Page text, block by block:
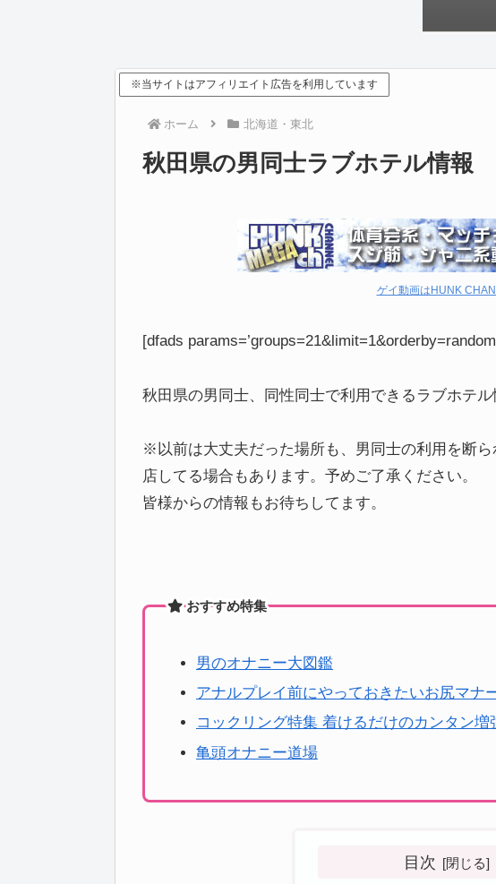
※当サイトはアフィリエイト広告を利用しています
ホーム 北海道・東北
秋田県の男同士ラブホテル情報
ゲイ動画はHUNK
[dfads
秋田県の男同士、同性同士で利用できるラブホテル
※以前は大丈夫だった場所も、男同士の利用を断
店してる場合もあります。予めご了承ください。
皆様からの情報もお待ちしてます。
おすすめ特集
男のオナニー大図鑑
アナルプレイ前にやっておきたいお尻マナ
コックリング特集 着けるだけのカンタン増
亀頭オナニー道場
目次